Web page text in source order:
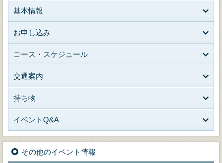
基本情報
お申し込み
コース・スケジュール
交通案内
持ち物
イベントQ&A
その他のイベント情報